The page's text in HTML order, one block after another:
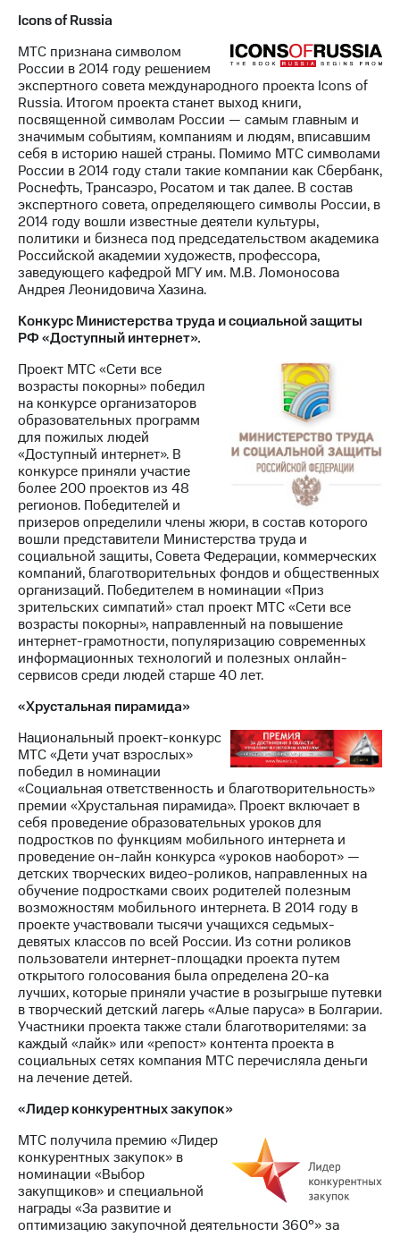
Icons of Russia
МТС признана символом
России в 2014 году решением
экспертного совета международного проекта Icons of
Russia. Итогом проекта станет выход книги,
посвященной символам России — самым главным и
значимым событиям, компаниям и людям, вписавшим
себя в историю нашей страны. Помимо МТС символами
России в 2014 году стали такие компании как Сбербанк,
Роснефть, Трансаэро, Росатом и так далее. В состав
экспертного совета, определяющего символы России, в
2014 году вошли известные деятели культуры,
политики и бизнеса под председательством академика
Российской академии художеств, профессора,
заведующего кафедрой МГУ им. М.В. Ломоносова
Андрея Леонидовича Хазина.
Конкурс Министерства труда и социальной защиты
РФ «Доступный интернет».
Проект МТС «Сети все
возрасты покорны» победил
на конкурсе организаторов
образовательных программ
для пожилых людей
«Доступный интернет». В
конкурсе приняли участие
более 200 проектов из 48
регионов. Победителей и
призеров определили члены жюри, в состав которого
вошли представители Министерства труда и
социальной защиты, Совета Федерации, коммерческих
компаний, благотворительных фондов и общественных
организаций. Победителем в номинации «Приз
зрительских симпатий» стал проект МТС «Сети все
возрасты покорны», направленный на повышение
интернет-грамотности, популяризацию современных
информационных технологий и полезных онлайн-
сервисов среди людей старше 40 лет.
«Хрустальная пирамида»
Национальный проект-конкурс
МТС «Дети учат взрослых»
победил в номинации
«Социальная ответственность и благотворительность»
премии «Хрустальная пирамида». Проект включает в
себя проведение образовательных уроков для
подростков по функциям мобильного интернета и
проведение он-лайн конкурса «уроков наоборот» —
детских творческих видео-роликов, направленных на
обучение подростками своих родителей полезным
возможностям мобильного интернета. В 2014 году в
проекте участвовали тысячи учащихся седьмых-
девятых классов по всей России. Из сотни роликов
пользователи интернет-площадки проекта путем
открытого голосования была определена 20-ка
лучших, которые приняли участие в розыгрыше путевки
в творческий детский лагерь «Алые паруса» в Болгарии.
Участники проекта также стали благотворителями: за
каждый «лайк» или «репост» контента проекта в
социальных сетях компания МТС перечисляла деньги
на лечение детей.
«Лидер конкурентных закупок»
МТС получила премию «Лидер
конкурентных закупок» в
номинации «Выбор
закупщиков» и специальной
награды «За развитие и
оптимизацию закупочной деятельности 360°» за